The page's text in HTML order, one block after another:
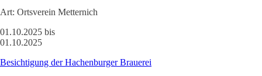
Art: Ortsverein Metternich
01.10.2025 bis
01.10.2025
Besichtigung der Hachenburger Brauerei